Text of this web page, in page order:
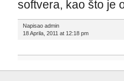
softvera, kao što je
Napisao admin
18 Aprila, 2011 at 12:18 pm